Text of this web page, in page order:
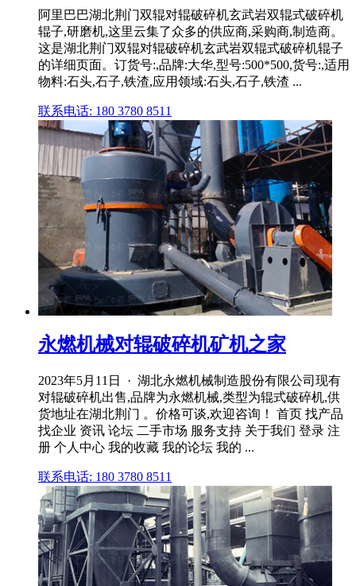
阿里巴巴湖北荆门双辊对辊破碎机玄武岩双辊式破碎机
辊子,研磨机,这里云集了众多的供应商,采购商,制造商。
这是湖北荆门双辊对辊破碎机玄武岩双辊式破碎机辊子
的详细页面。订货号:,品牌:大华,型号:500*500,货号:,适用
物料:石头,石子,铁渣,应用领域:石头,石子,铁渣 ...
联系电话: 180 3780 8511
永燃机械对辊破碎机矿机之家
2023年5月11日 · 湖北永燃机械制造股份有限公司现有
对辊破碎机出售,品牌为永燃机械,类型为辊式破碎机,供
货地址在湖北荆门 。价格可谈,欢迎咨询！ 首页 找产品
找企业 资讯 论坛 二手市场 服务支持 关于我们 登录 注
册 个人中心 我的收藏 我的论坛 我的 ...
联系电话: 180 3780 8511